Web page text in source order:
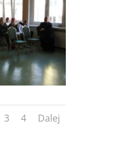
3 4 Dalej